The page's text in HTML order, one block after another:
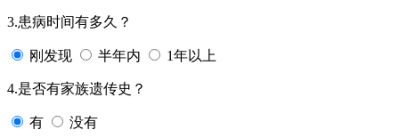
3.患病时间有多久？
刚发现 半年内 1年以上
4.是否有家族遗传史？
有 没有